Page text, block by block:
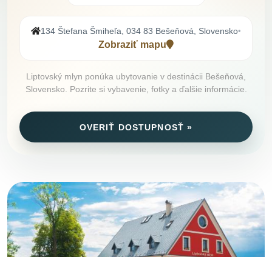
134 Štefana Šmiheľa, 034 83 Bešeňová, Slovensko•
Zobraziť mapu
Liptovský mlyn ponúka ubytovanie v destinácii Bešeňová,
Slovensko. Pozrite si vybavenie, fotky a ďalšie informácie.
OVERIŤ DOSTUPNOSŤ »